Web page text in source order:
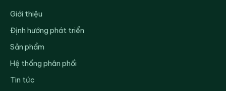
Giới thiệu
Định hướng phát triển
Sản phẩm
Hệ thống phân phối
Tin tức